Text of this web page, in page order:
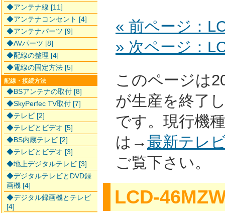
« 前ページ：
» 次ページ：
このページは
が生産を終了
です。現行機
は→最新テレ
ご覧下さい。
LCD-
◆アンテナ線 [11]
◆アンテナコンセント [4]
◆アンテナパーツ [9]
◆AVパーツ [8]
◆配線の整理 [4]
◆電線の固定方法 [5]
配線・接続方法
◆BSアンテナの取付 [8]
◆SkyPerfec TV取付 [7]
◆テレビ [2]
◆テレビとビデオ [5]
◆BS内蔵テレビ [2]
◆テレビとビデオ [3]
◆地上デジタルテレビ [3]
◆デジタルテレビとDVD録
画機 [4]
◆デジタル録画機とテレビ
[4]